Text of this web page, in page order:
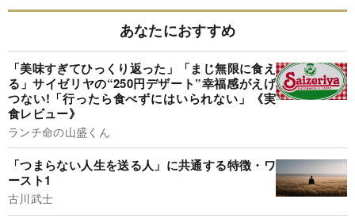
あなたにおすすめ
「美味すぎてひっくり返った」「まじ無限に食え
る」サイゼリヤの“250円デザート”幸福感がえげ
つない!「行ったら食べずにはいられない」《実
食レビュー》
ランチ命の山盛くん
「つまらない人生を送る人」に共通する特徴・ワ
ースト1
古川武士